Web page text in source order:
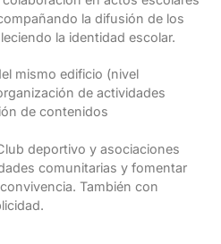
la difusión de los
la identidad escolar.
mismo edificio (nivel
de actividades
de contenidos
deportivo y asociaciones
comunitarias y fomentar
También con